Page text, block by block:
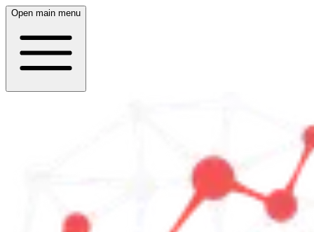
Open main menu